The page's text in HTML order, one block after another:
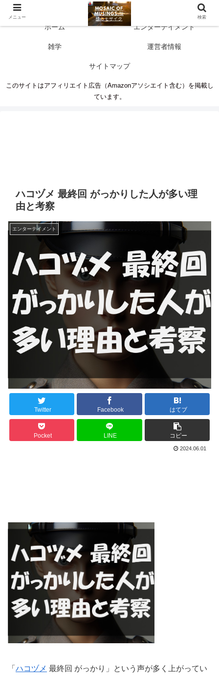
多彩な情報源 人生に新たな気づきを
ホーム エンターテイメント
雑学 運営者情報
サイトマップ
このサイトはアフィリエイト広告（Amazonアソシエイト含む）を掲載し
ています。
ハコヅメ 最終回 がっかりした人が多い理
由と考察
エンターテイメント
Twitter Facebook はてブ
Pocket LINE コピー
2024.06.01
「 ハコヅメ 最終回 がっかり」という声が多く上がってい
メニュー 検索